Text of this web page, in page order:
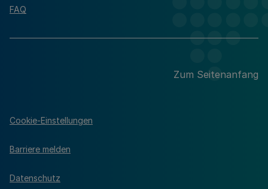
FAQ
Zum Seitenanfang
Cookie-Einstellungen
Barriere melden
Datenschutz